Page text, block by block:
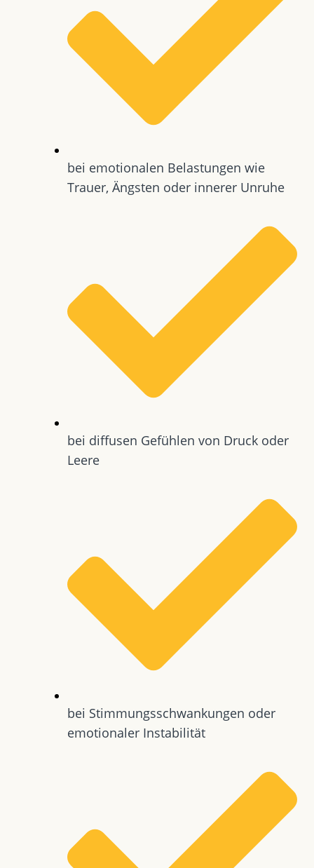
bei emotionalen Belastungen wie
Trauer, Ängsten oder innerer Unruhe
bei diffusen Gefühlen von Druck oder
Leere
bei Stimmungsschwankungen oder
emotionaler Instabilität